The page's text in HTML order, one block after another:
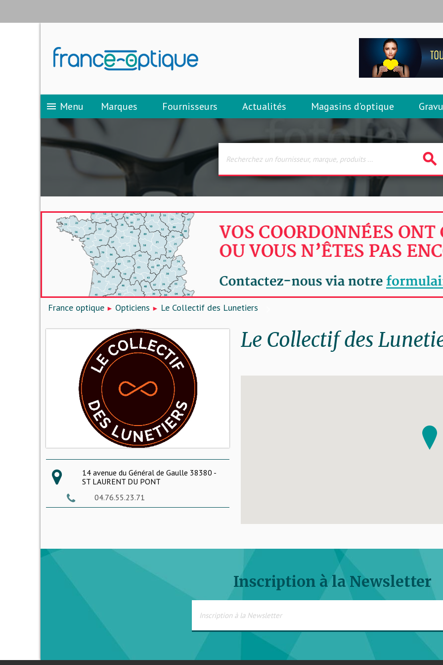
menu Menu Marques Fournisseurs Actualités Magasins d’optique
search
France optique Opticiens Le Collectif des Lunetiers
14 avenue du Général de Gaulle 38380 -
ST LAURENT DU PONT
04.76.55.23.71
Le Collectif des
Inscription à la Newsletter